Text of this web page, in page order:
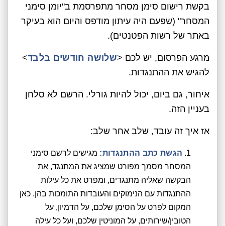
בקשת רישום סימן מסחר מתפרסמת ב"יומן סימני
המסחר" (שפעם היה עיתון מודפס והיום הוא בעיקר
באתר של רשות הפטנטים).
מרגע הפרסום, יש לכם <שלושה חודשים בלבד>
להגיש את ההתנגדות.
איחור, גם ביום, יכול להיות גורלי. הרשם לא סלחן
בעניין הזה.
אז איך זה עובד, שלב אחר שלב:
הגשת כתב ההתנגדות: מגישים לרשם סימני
המסחר מסמך מפורט שמציג את המתנגד, את
הבקשה שאליה מתנגדים, ומפרט את כל עילות
ההתנגדות עם הנימוקים והעובדות התומכות בהן. כאן
המקום לפרט על הסימן שלכם, על הדמיון, על
הטובין/שירותים, על המוניטין שלכם, ועל כל עילה